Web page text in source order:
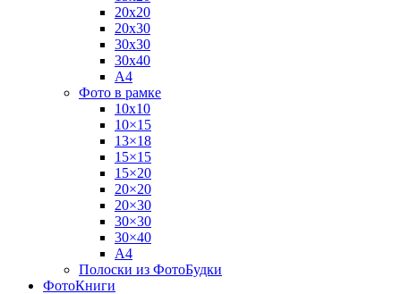
20х20
20х30
30х30
30х40
А4
Фото в рамке
10х10
10×15
13×18
15×15
15×20
20×20
20×30
30×30
30×40
A4
Полоски из ФотоБудки
ФотоКниги